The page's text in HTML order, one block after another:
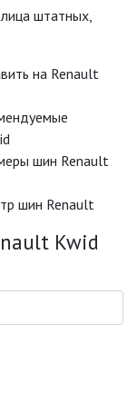
штатных,
на Renault
шин Renault
шин Renault
Kwid